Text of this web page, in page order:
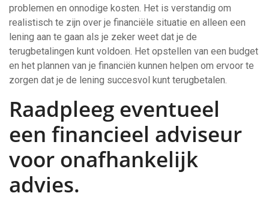
problemen en onnodige kosten. Het is verstandig om
realistisch te zijn over je financiële situatie en alleen een
lening aan te gaan als je zeker weet dat je de
terugbetalingen kunt voldoen. Het opstellen van een budget
en het plannen van je financiën kunnen helpen om ervoor te
zorgen dat je de lening succesvol kunt terugbetalen.
Raadpleeg eventueel
een financieel adviseur
voor onafhankelijk
advies.